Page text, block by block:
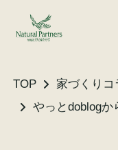
TOP
家づくりコ
やっとdoblogか